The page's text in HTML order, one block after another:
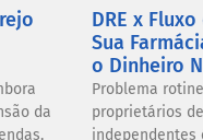
da
DRE x
Sua
o Dinheiro
Problema
proprietários
independentes